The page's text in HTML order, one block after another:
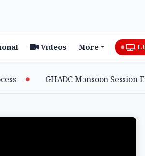
Videos More
GHADC Monsoon Session